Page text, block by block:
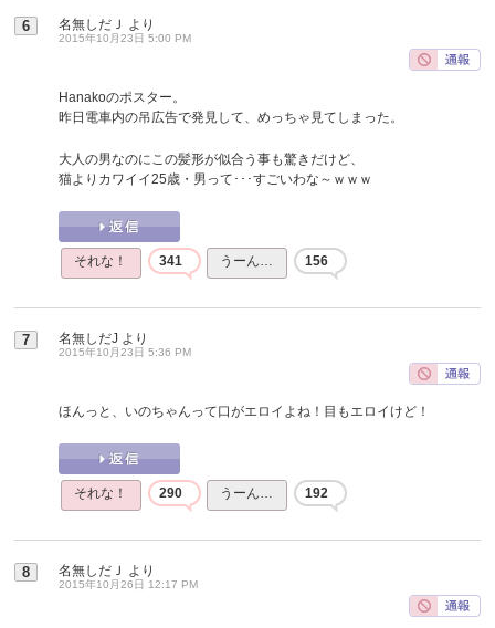
6 名無しだＪ より
2015年10月23日 5:00 PM
Hanakoのポスター。
昨日電車内の吊広告で発見して、めっちゃ見てしまった。
大人の男なのにこの髪形が似合う事も驚きだけど、
猫よりカワイイ25歳・男って･･･すごいわな～ｗｗｗ
それな！ 341 うーん… 156
7 名無しだJ より
2015年10月23日 5:36 PM
ほんっと、いのちゃんって口がエロイよね！目もエロイけど！
それな！ 290 うーん… 192
8 名無しだＪ より
2015年10月26日 12:17 PM